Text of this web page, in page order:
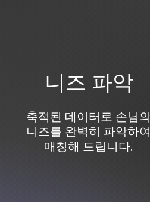
니즈 파악
​축적된 데이터로 손님의
니즈를 완벽히 파악하여
매칭해 드립니다.